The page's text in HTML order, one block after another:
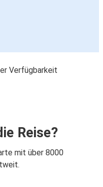
Verfügbarkeit
Reise?
mit über 8000